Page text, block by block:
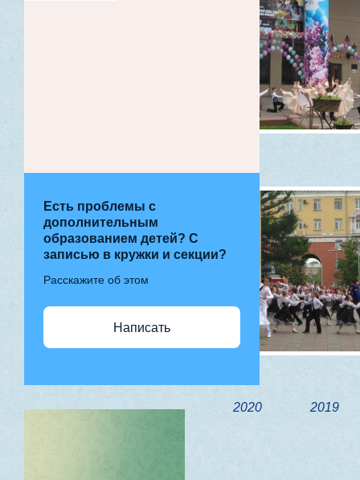
Есть проблемы с
дополнительным
образованием детей? С
записью в кружки и секции?
Расскажите об этом
Написать
2020 2019